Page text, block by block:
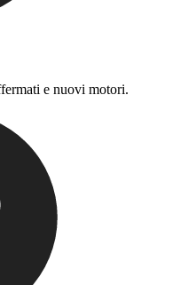
e nuovi motori.